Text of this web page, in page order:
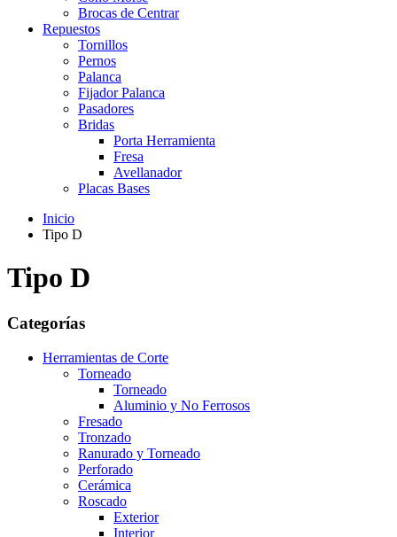
Brocas de Centrar
Repuestos
Tornillos
Pernos
Palanca
Fijador Palanca
Pasadores
Bridas
Porta Herramienta
Fresa
Avellanador
Placas Bases
Inicio
Tipo D
Tipo D
Categorías
Herramientas de Corte
Torneado
Torneado
Aluminio y No Ferrosos
Fresado
Tronzado
Ranurado y Torneado
Perforado
Cerámica
Roscado
Exterior
Interior